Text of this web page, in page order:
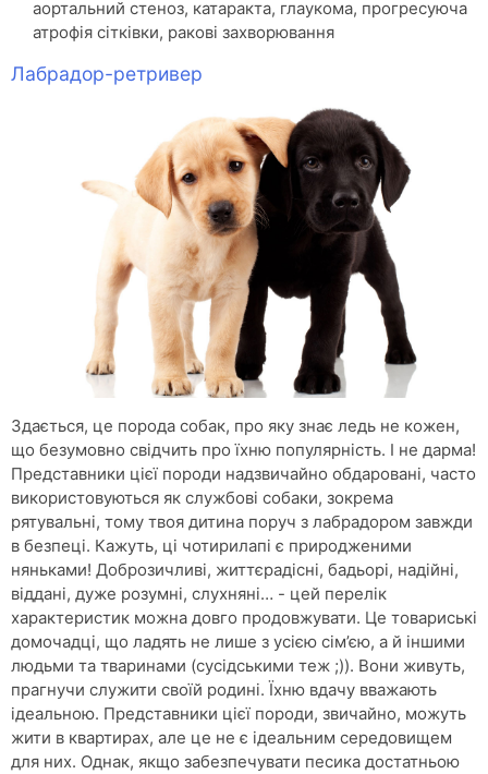
аортальний стеноз, катаракта, глаукома, прогресуюча
атрофія сітківки, ракові захворювання
Лабрадор-ретривер
Здається, це порода собак, про яку знає ледь не кожен,
що безумовно свідчить про їхню популярність. І не дарма!
Представники цієї породи надзвичайно обдаровані, часто
використовуються як службові собаки, зокрема
рятувальні, тому твоя дитина поруч з лабрадором завжди
в безпеці. Кажуть, ці чотирилапі є природженими
няньками! Доброзичливі, життєрадісні, бадьорі, надійні,
віддані, дуже розумні, слухняні… - цей перелік
характеристик можна довго продовжувати. Це товариські
домочадці, що ладять не лише з усією сім’єю, а й іншими
людьми та тваринами (сусідськими теж ;)). Вони живуть,
прагнучи служити своїй родині. Їхню вдачу вважають
ідеальною. Представники цієї породи, звичайно, можуть
жити в квартирах, але це не є ідеальним середовищем
для них. Однак, якщо забезпечувати песика достатньою